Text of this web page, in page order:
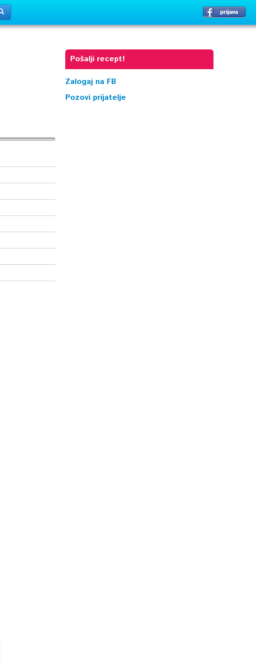
Pošalji recept!
Zalogaj na FB
Pozovi prijatelje